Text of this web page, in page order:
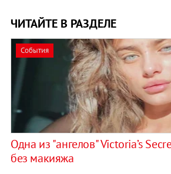
ЧИТАЙТЕ В РАЗДЕЛЕ
События
Одна из "ангелов" Victoria’s
без макияжа